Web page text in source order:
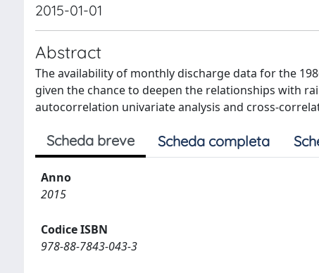
2015-01-01
Abstract
The availability of monthly discharge data for the
given the chance to deepen the relationships with
autocorrelation univariate analysis and cross-
Scheda breve Scheda completa
Anno
2015
Codice ISBN
978-88-7843-043-3